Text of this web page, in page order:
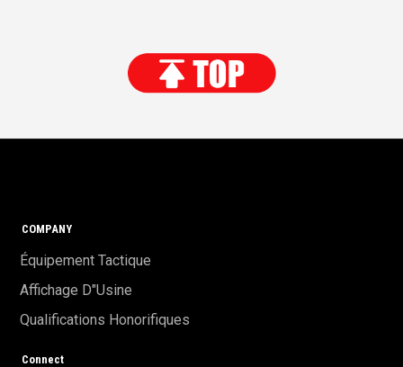
COMPANY
Équipement Tactique
Affichage D"usine
Qualifications Honorifiques
Connect